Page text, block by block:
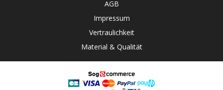
AGB
Impressum
Vertraulichkeit
Material & Qualität